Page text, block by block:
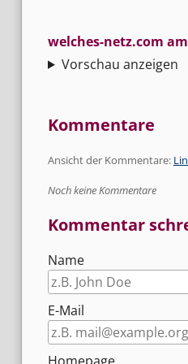
welches-netz.com am
Vorschau anzeigen
Kommentare
Ansicht der Kommentare:
Noch keine Kommentare
Kommentar
Name
E-Mail